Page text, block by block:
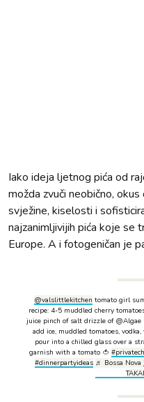
Iako ideja ljetnog pića od
možda zvuči neobično,
svježine, kiselosti i
najzanimljivijih pića koje se
Europe. A i fotogeničan je
@valslittlekitchen tomato girl
recipe: 4-5 muddled cherry
juice pinch of salt drizzle of
add ice, muddled tomatoes,
pour into a chilled glass over a
garnish with a tomato 🍅
#dinnerpartyideas ♬ Bossa Nova